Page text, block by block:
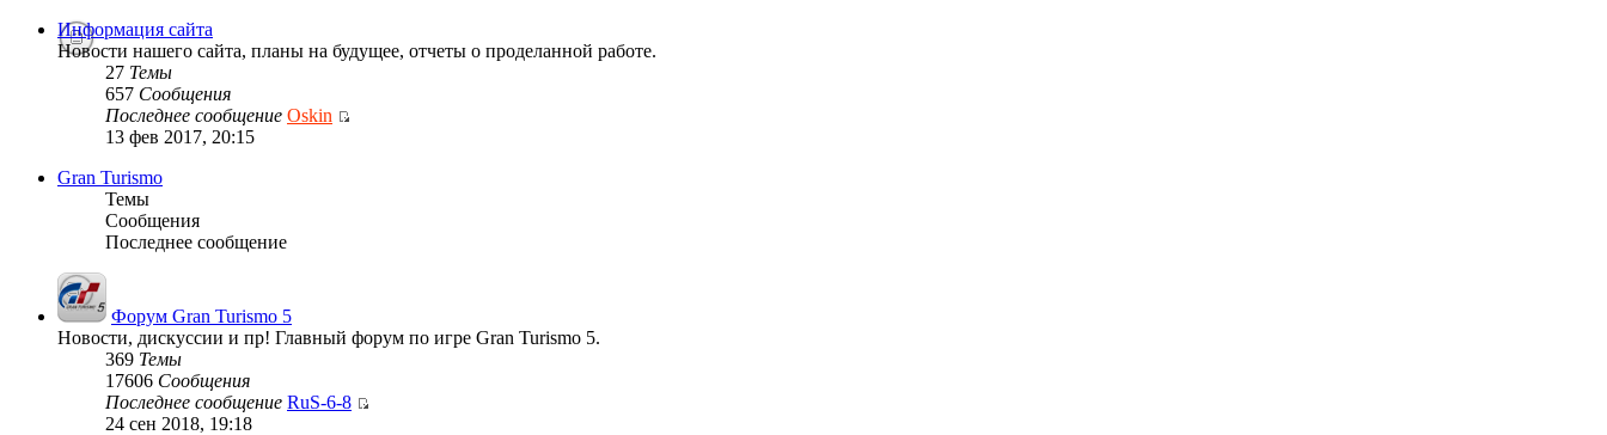
Информация сайта
Новости нашего сайта, планы на будущее, отчеты о проделанной работе.
27 Темы
657 Сообщения
Последнее сообщение Oskin
13 фев 2017, 20:15
Gran Turismo
Темы
Сообщения
Последнее сообщение
Форум Gran Turismo 5
Новости, дискуссии и пр! Главный форум по игре Gran Turismo 5.
369 Темы
17606 Сообщения
Последнее сообщение RuS-6-8
24 сен 2018, 19:18